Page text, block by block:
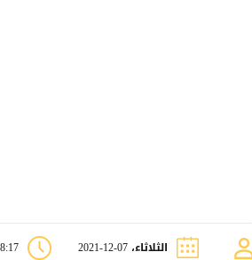
الثلاثاء، 07-12-2021